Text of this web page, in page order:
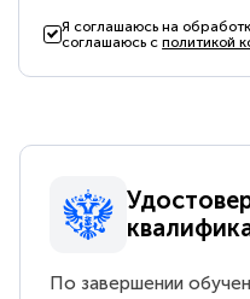
Я соглашаюсь на
соглашаюсь сполитикой
По завершении